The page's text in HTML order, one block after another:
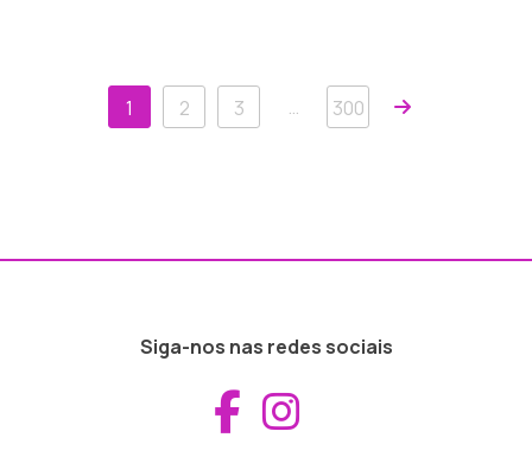
1 2 3 … 300 Próxima
Siga-nos nas redes sociais
Aceder ao